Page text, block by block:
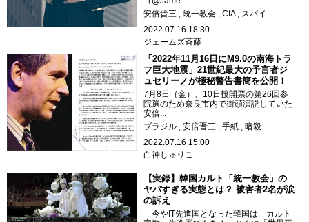
安倍晋三
統一教会 CIA
スパイ
2022.07.16 18:30
ジェームズ斉藤
「2022年11月16日にM9.0の南海トラ
フ巨大地震」21世紀最大の予言者ジ
ュセリーノが極秘警告書簡を公開！
7月8日（金）、10日投開票の第26回参
院選のため奈良市内で街頭演説していた
安倍...
ブラジル
安倍晋三 手紙
暗殺
2022.07.16 15:00
白神じゅりこ
【実録】韓国カルト「統一教会」の
ヤバすぎる実態とは？ 被害者2名が涙
の訴え
今やIT先進国となった韓国は「カルト